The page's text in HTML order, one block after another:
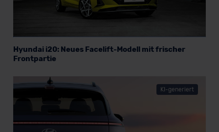
Hyundai i20: Neues Facelift-Modell mit frischer
Frontpartie
KI-generiert